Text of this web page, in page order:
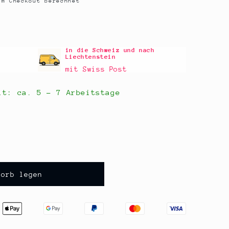
in die Schweiz und nach
Liechtenstein
mit Swiss Post
ca. 5 - 7 Arbeitstage
legen